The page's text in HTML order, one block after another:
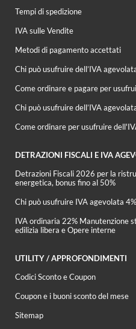
Tempi di spedizione
IVA sulle Vendite
Metodi di pagamento accettati
Chi può usufruire dell’IVA
Come ordinare e pagare per
Chi può usufruire dell’IVA
Come ordinare per usufruire
DETRAZIONI FISCALI E IVA
Detrazioni Fiscali 2026 per la
energetica, bonus fino al 50%
Chi può usufruire IVA agevolata
IVA ordinaria 22% Manutenzione
edilizia libera e Opere interne
UTILITY / APPROFONDIMENTI
Codici Sconto e Coupon
Coupon e i buoni sconto del mese
Sitemap